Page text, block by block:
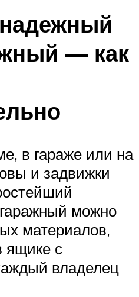
— как
в гараже или на
и задвижки
можно
материалов,
ящике с
владелец